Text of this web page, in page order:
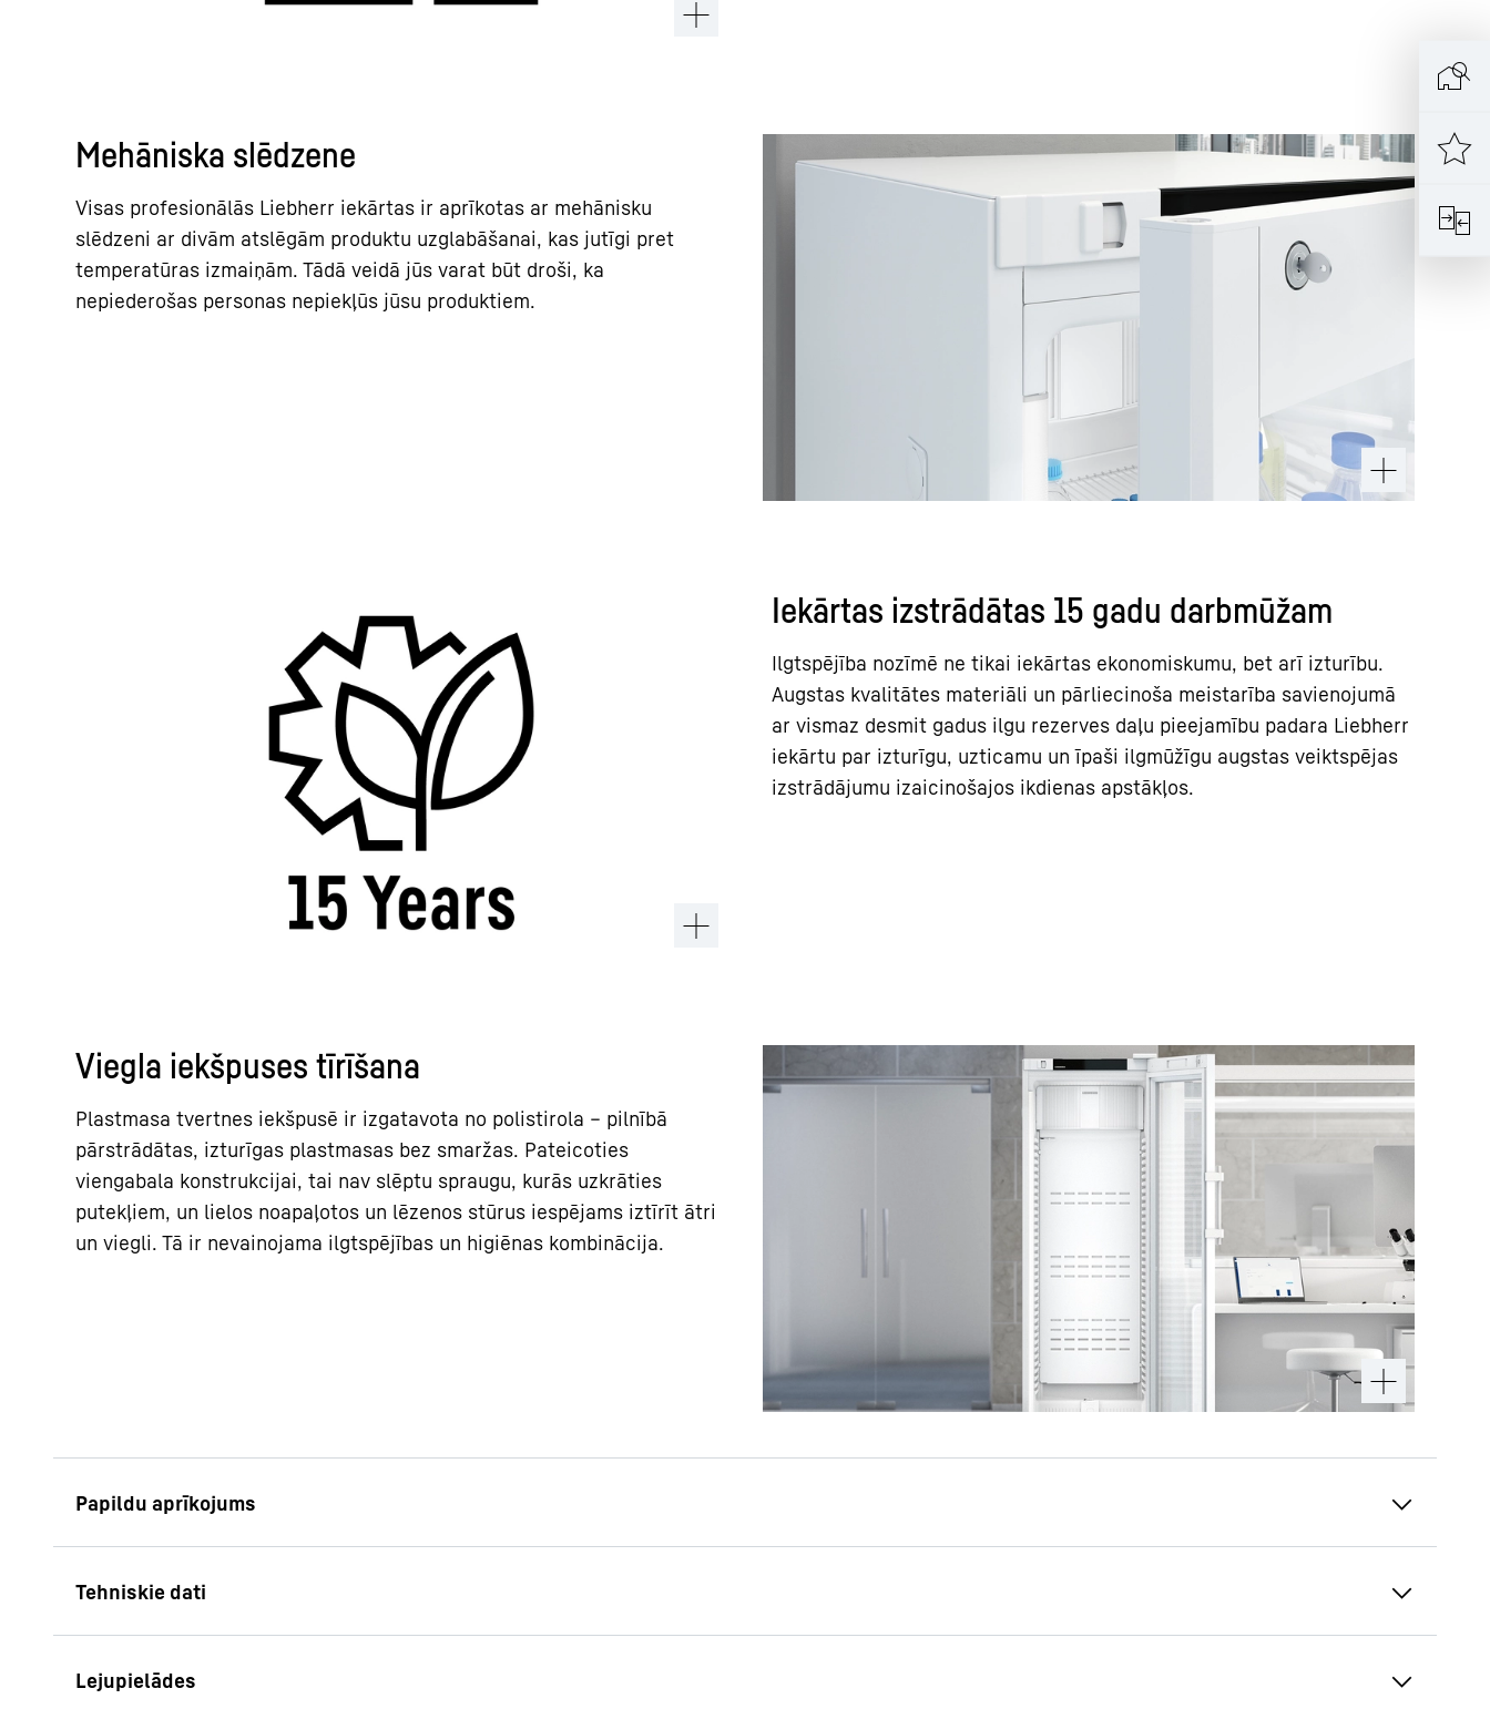
Mehāniska slēdzene
Visas profesionālās Liebherr iekārtas ir aprīkotas ar mehānisku
slēdzeni ar divām atslēgām produktu uzglabāšanai, kas jutīgi pret
temperatūras izmaiņām. Tādā veidā jūs varat būt droši, ka
nepiederošas personas nepiekļūs jūsu produktiem.
Iekārtas izstrādātas 15 gadu darbmūžam
Ilgtspējība nozīmē ne tikai iekārtas ekonomiskumu, bet arī izturību.
Augstas kvalitātes materiāli un pārliecinoša meistarība savienojumā
ar vismaz desmit gadus ilgu rezerves daļu pieejamību padara Liebherr
iekārtu par izturīgu, uzticamu un īpaši ilgmūžīgu augstas veiktspējas
izstrādājumu izaicinošajos ikdienas apstākļos.
Viegla iekšpuses tīrīšana
Plastmasa tvertnes iekšpusē ir izgatavota no polistirola – pilnībā
pārstrādātas, izturīgas plastmasas bez smaržas. Pateicoties
viengabala konstrukcijai, tai nav slēptu spraugu, kurās uzkrāties
putekļiem, un lielos noapaļotos un lēzenos stūrus iespējams iztīrīt ātri
un viegli. Tā ir nevainojama ilgtspējības un higiēnas kombinācija.
informēts atbildīgais vadības centrs – parasti
augstas kvalitātes iekārtu kalpošanas laiku
saviem klientiem pagarina vēl par vienu soli: